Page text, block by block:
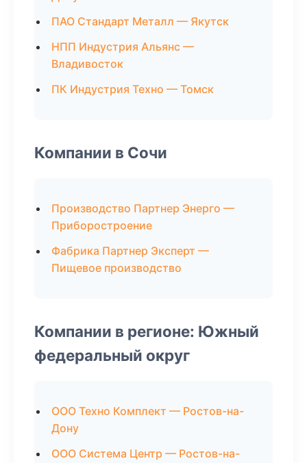
ПАО Стандарт Металл — Якутск
НПП Индустрия Альянс —
Владивосток
ПК Индустрия Техно — Томск
Компании в Сочи
Производство Партнер Энерго —
Приборостроение
Фабрика Партнер Эксперт —
Пищевое производство
Компании в регионе: Южный
федеральный округ
ООО Техно Комплект — Ростов-на-
Дону
ООО Система Центр — Ростов-на-